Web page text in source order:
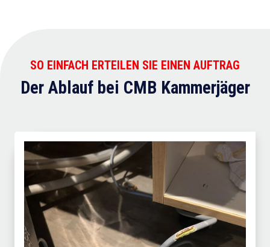
SO EINFACH ERTEILEN SIE EINEN AUFTRAG
Der Ablauf bei CMB Kammerjäger